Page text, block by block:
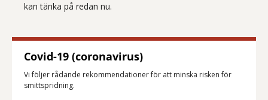
kan tänka på redan nu.
Covid-19 (coronavirus)
Vi följer rådande rekommendationer för att minska risken för
smittspridning.